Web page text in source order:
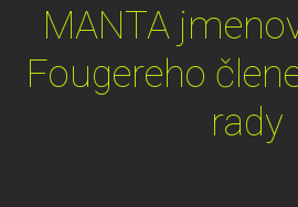
MANTA
Fougereho
rady